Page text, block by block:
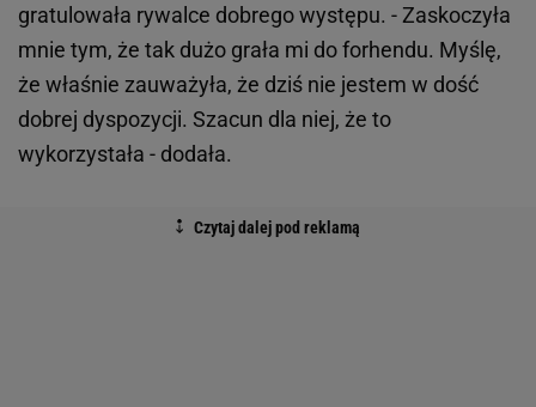
gratulowała rywalce dobrego występu. - Zaskoczyła
mnie tym, że tak dużo grała mi do forhendu. Myślę,
że właśnie zauważyła, że dziś nie jestem w dość
dobrej dyspozycji. Szacun dla niej, że to
wykorzystała - dodała.